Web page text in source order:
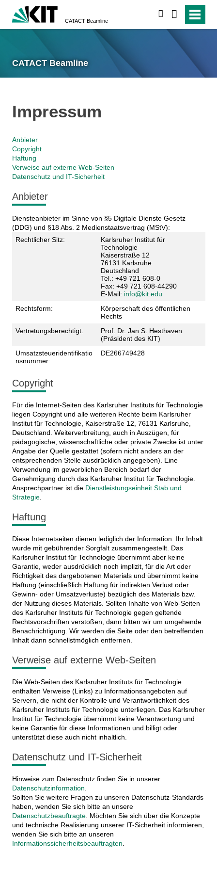
CATACT Beamline
CATACT Beamline
Impressum
Anbieter
Copyright
Haftung
Verweise auf externe Web-Seiten
Datenschutz und IT-Sicherheit
Anbieter
Diensteanbieter im Sinne von §5 Digitale Dienste Gesetz
(DDG) und §18 Abs. 2 Medienstaatsvertrag (MStV):
Rechtlicher Sitz:
Karlsruher Institut für
Technologie
Kaiserstraße 12
76131 Karlsruhe
Deutschland
Tel.: +49 721 608-0
Fax: +49 721 608-44290
E-Mail: info@kit.edu
Rechtsform:
Körperschaft des öffentlichen
Rechts
Vertretungsberechtigt:
Prof. Dr. Jan S. Hesthaven
(Präsident des KIT)
Umsatzsteueridentifikatio
nsnummer:
DE266749428
Copyright
Für die Internet-Seiten des Karlsruher Instituts für Technologie
liegen Copyright und alle weiteren Rechte beim Karlsruher
Institut für Technologie, Kaiserstraße 12, 76131 Karlsruhe,
Deutschland. Weiterverbreitung, auch in Auszügen, für
pädagogische, wissenschaftliche oder private Zwecke ist unter
Angabe der Quelle gestattet (sofern nicht anders an der
entsprechenden Stelle ausdrücklich angegeben). Eine
Verwendung im gewerblichen Bereich bedarf der
Genehmigung durch das Karlsruher Institut für Technologie.
Ansprechpartner ist die Dienstleistungseinheit Stab und
Strategie.
Haftung
Diese Internetseiten dienen lediglich der Information. Ihr Inhalt
wurde mit gebührender Sorgfalt zusammengestellt. Das
Karlsruher Institut für Technologie übernimmt aber keine
Garantie, weder ausdrücklich noch implizit, für die Art oder
Richtigkeit des dargebotenen Materials und übernimmt keine
Haftung (einschließlich Haftung für indirekten Verlust oder
Gewinn- oder Umsatzverluste) bezüglich des Materials bzw.
der Nutzung dieses Materials. Sollten Inhalte von Web-Seiten
des Karlsruher Instituts für Technologie gegen geltende
Rechtsvorschriften verstoßen, dann bitten wir um umgehende
Benachrichtigung. Wir werden die Seite oder den betreffenden
Inhalt dann schnellstmöglich entfernen.
Verweise auf externe Web-Seiten
Die Web-Seiten des Karlsruher Instituts für Technologie
enthalten Verweise (Links) zu Informationsangeboten auf
Servern, die nicht der Kontrolle und Verantwortlichkeit des
Karlsruher Instituts für Technologie unterliegen. Das Karlsruher
Institut für Technologie übernimmt keine Verantwortung und
keine Garantie für diese Informationen und billigt oder
unterstützt diese auch nicht inhaltlich.
Datenschutz und IT-Sicherheit
Hinweise zum Datenschutz finden Sie in unserer
Datenschutzinformation.
Sollten Sie weitere Fragen zu unseren Datenschutz-Standards
haben, wenden Sie sich bitte an unsere
Datenschutzbeauftragte. Möchten Sie sich über die Konzepte
und technische Realisierung unserer IT-Sicherheit informieren,
wenden Sie sich bitte an unseren
Informationssicherheitsbeauftragten.